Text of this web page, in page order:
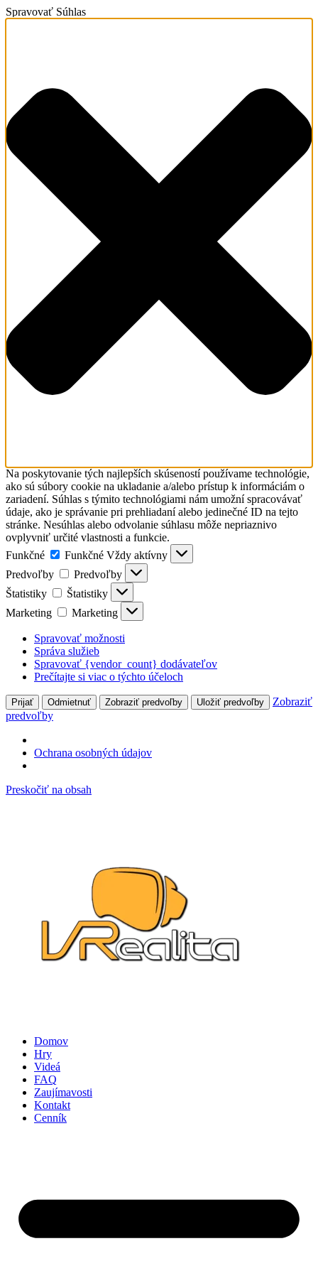
Spravovať Súhlas
Na poskytovanie tých najlepších skúseností používame technológie,
ako sú súbory cookie na ukladanie a/alebo prístup k informáciám o
zariadení. Súhlas s týmito technológiami nám umožní spracovávať
údaje, ako je správanie pri prehliadaní alebo jedinečné ID na tejto
stránke. Nesúhlas alebo odvolanie súhlasu môže nepriaznivo
ovplyvniť určité vlastnosti a funkcie.
Funkčné
Funkčné Vždy aktívny
Predvoľby
Predvoľby
Štatistiky
Štatistiky
Marketing
Marketing
Spravovať možnosti
Správa služieb
Spravovať {vendor_count} dodávateľov
Prečítajte si viac o týchto účeloch
Prijať Odmietnuť Zobraziť predvoľby Uložiť predvoľby
Zobraziť
predvoľby
Ochrana osobných údajov
Preskočiť na obsah
Domov
Hry
Videá
FAQ
Zaujímavosti
Kontakt
Cenník